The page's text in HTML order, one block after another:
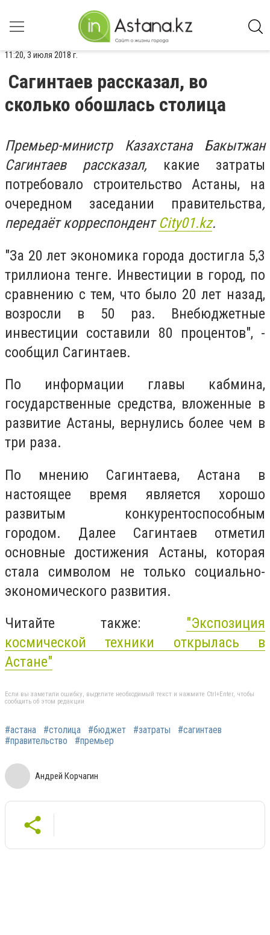
11:20, 3 июля 2018 г.
Сагинтаев рассказал, во
сколько обошлась столица
Премьер-министр Казахстана Бакытжан
Сагинтаев рассказал, какие затраты
потребовало строительство Астаны, на
очередном заседании правительства,
передаёт корреспондентCity01.kz.
"За 20 лет экономика города достигла 5,3
триллиона тенге. Инвестиции в город, по
сравнению с тем, что было 20 лет назад,
возросли в 50 раз. Внебюджетные
инвестиции составили 80 процентов", -
сообщил Сагинтаев.
По информации главы кабмина,
государственные средства, вложенные в
развитие Астаны, вернулись более чем в
три раза.
По мнению Сагинтаева, Астана в
настоящее время является хорошо
развитым конкурентоспособным
городом. Далее Сагинтаев отметил
основные достижения Астаны, которая
стала символом не только социально-
экономического развития.
Читайте также: "Экспозиция
космической техники открылась в
Астане"
Если вы заметили ошибку, выделите необходимый текст и нажмите Ctrl+Enter, чтобы
сообщить об этом редакции
#астана #столица #бюджет #затраты
#сагинтаев
#правительство
#премьер
Андрей Корчагин